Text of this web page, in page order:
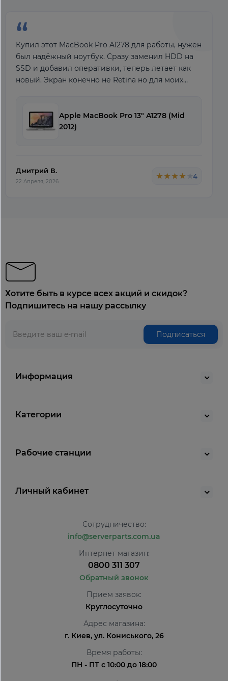
“
Купил этот MacBook Pro A1278 для работы, нужен
был надёжный ноутбук. Сразу заменил HDD на
SSD и добавил оперативки, теперь летает как
новый. Экран конечно не Retina но для моих
Apple MacBook Pro 13" A1278 (Mid
2012)
Дмитрий В.
22 Апреля, 2026
★★★★★
★★★★★4
Хотите быть в курсе всех акций и скидок?
Подпишитесь на нашу рассылку
Подписаться
Информация
Категории
Рабочие станции
Личный кабинет
Сотрудничество:
info@serverparts.com.ua
Интернет магазин:
0800 311 307
Обратный звонок
Прием заявок:
Круглосуточно
Адрес магазина:
г. Киев, ул. Кониського, 26
Время работы:
ПН - ПТ с 10:00 до 18:00